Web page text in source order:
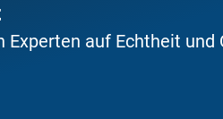
Experten auf Echtheit